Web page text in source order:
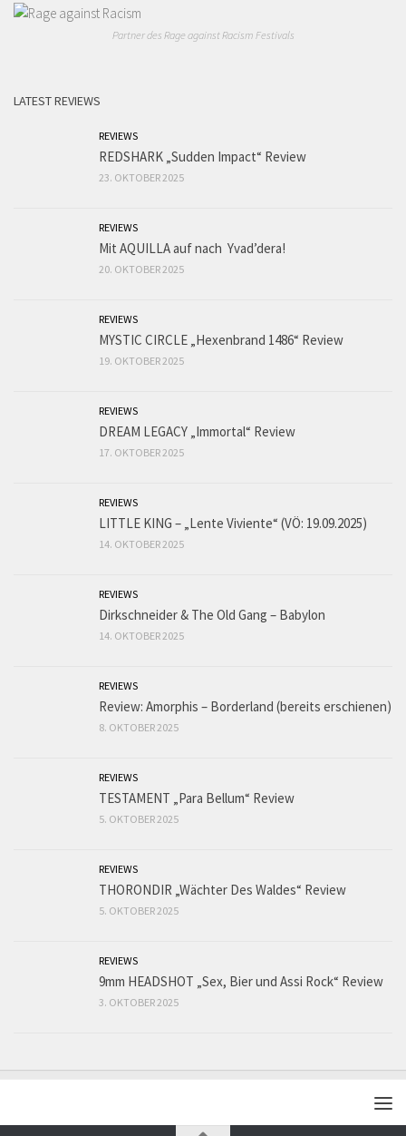
Partner des Rage against Racism Festivals
LATEST REVIEWS
REVIEWS
REDSHARK „Sudden Impact“ Review
23. OKTOBER 2025
REVIEWS
Mit AQUILLA auf nach Yvad’dera!
20. OKTOBER 2025
REVIEWS
MYSTIC CIRCLE „Hexenbrand 1486“ Review
19. OKTOBER 2025
REVIEWS
DREAM LEGACY „Immortal“ Review
17. OKTOBER 2025
REVIEWS
LITTLE KING – „Lente Viviente“ (VÖ: 19.09.2025)
14. OKTOBER 2025
REVIEWS
Dirkschneider & The Old Gang – Babylon
14. OKTOBER 2025
REVIEWS
Review: Amorphis – Borderland (bereits erschienen)
8. OKTOBER 2025
REVIEWS
TESTAMENT „Para Bellum“ Review
5. OKTOBER 2025
REVIEWS
THORONDIR „Wächter Des Waldes“ Review
5. OKTOBER 2025
REVIEWS
9mm HEADSHOT „Sex, Bier und Assi Rock“ Review
3. OKTOBER 2025